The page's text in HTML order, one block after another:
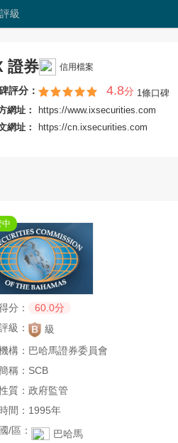
級
證券 信用檔案
評分： 4.8分 1條口碑
網址： https://www.ixsecurities.com
網址：
https://cn.ixsecurities.com
中
分：
60.0分
級：
級
構： 巴哈馬證券委員會
稱： SCB
質： 政府監管
間： 1995年
/區：
巴哈馬